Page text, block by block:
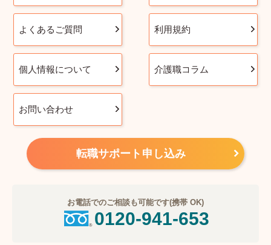
よくあるご質問 利用規約
個人情報について 介護職コラム
お問い合わせ
転職サポート申し込み
お電話でのご相談も可能です(携帯 OK)
0120-941-653